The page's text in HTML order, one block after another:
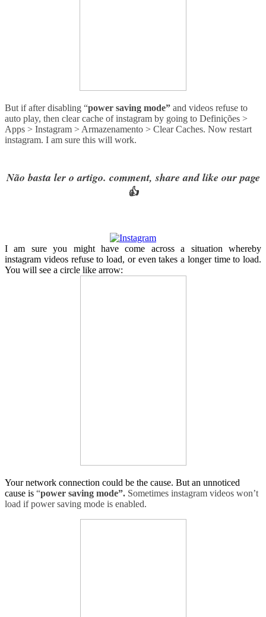
But if after disabling “power saving mode” and videos refuse to
auto play, then clear cache of instagram by going to Definições >
Apps > Instagram > Armazenamento > Clear Caches. Now restart
instagram. I am sure this will work.
Não basta ler o artigo. comment, share and like our page
👍
I am sure you might have come across a situation whereby
instagram videos refuse to load, or even takes a longer time to load.
You will see a circle like arrow:
Your network connection could be the cause. But an unnoticed
cause is “power saving mode”. Sometimes instagram videos won’t
load if power saving mode is enabled.